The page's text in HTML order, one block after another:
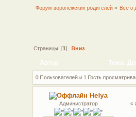
Форум воронежских родителей » Все о
Страницы: [1] Вниз
Автор Тема:
0 Пользователей и 1 Гость
Helya
Администратор « :